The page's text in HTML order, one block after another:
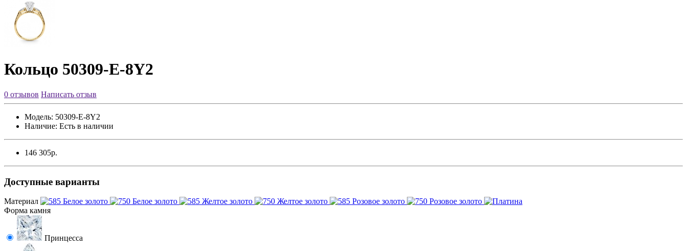
Кольцо 50309-E-8Y2
0 отзывов Написать отзыв
Модель: 50309-E-8Y2
Наличие: Есть в наличии
146 305р.
Доступные варианты
Материал
Форма камня
Принцесса